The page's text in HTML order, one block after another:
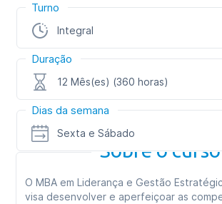
Turno
Integral
Duração
12 Mês(es) (360 horas)
Dias da semana
Sexta e Sábado
Sobre o curso
O MBA em Liderança e Gestão
visa desenvolver e aperfeiçoar as